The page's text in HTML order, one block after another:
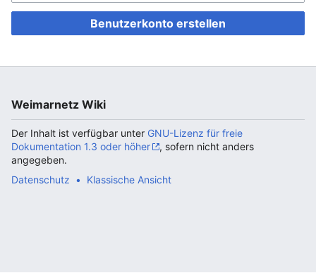
Benutzerkonto erstellen
Weimarnetz Wiki
Der Inhalt ist verfügbar unter GNU-Lizenz für freie
Dokumentation 1.3 oder höher
, sofern nicht anders
angegeben.
Datenschutz
Klassische Ansicht